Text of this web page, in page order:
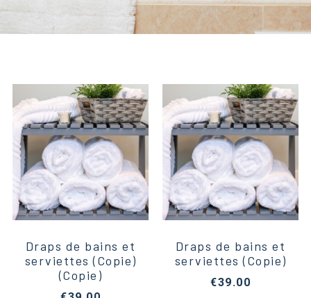
Draps de bains et
serviettes (Copie)
(Copie)
Draps de bains et
serviettes (Copie)
€39.00